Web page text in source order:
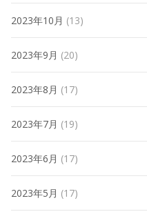
2023年10月 (13)
2023年9月 (20)
2023年8月 (17)
2023年7月 (19)
2023年6月 (17)
2023年5月 (17)